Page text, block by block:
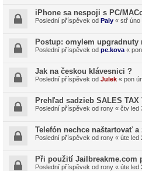
iPhone sa nespoji s PC/
Poslední příspěvek od Paly « stř úno
Postup: omylem upgradnuty
Poslední příspěvek od pe.kova «
Jak na českou klávesnici ?
Poslední příspěvek od Julek « pon
Prehľad sadzieb SALES TAX
Poslední příspěvek od rony « čtv led
Telefón nechce naštartovať
Poslední příspěvek od rony « úte led
Při použití Jailbreakme.com
Poslední příspěvek od rony « úte led